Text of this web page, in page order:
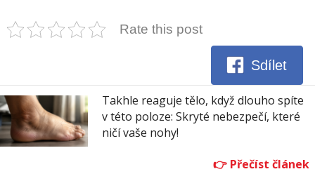
Rate this post
Sdílet
Takhle reaguje tělo, když dlouho spíte
v této poloze: Skryté nebezpečí, které
ničí vaše nohy!